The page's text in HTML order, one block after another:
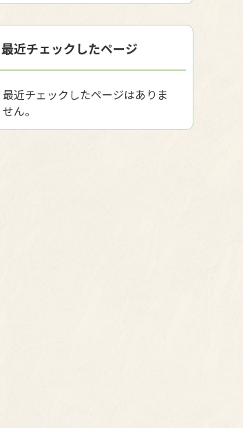
最近チェックしたページ
最近チェックしたページはありま
せん。